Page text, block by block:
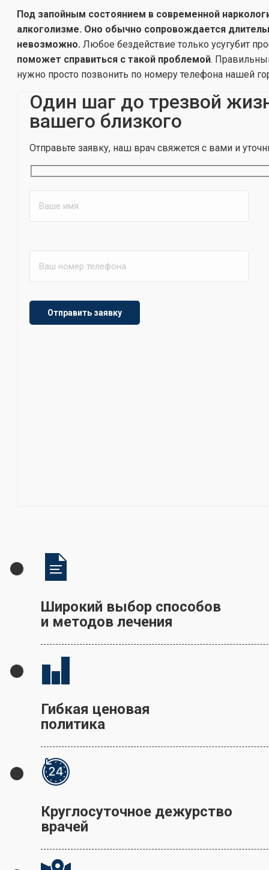
Под запойным состоянием в современной
алкоголизме. Оно обычно сопровождается
невозможно. Любое бездействие только усугубит
поможет справиться с такой проблемой.
нужно просто позвонить по номеру телефона нашей
Один шаг до трезвой
вашего близкого
Отправьте заявку, наш врач свяжется с вами и
Широкий выбор способов
и методов лечения
Гибкая ценовая
политика
Круглосуточное дежурство
врачей